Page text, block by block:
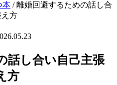
本 / 離婚回避するための話し合
方
話し合い自己主張
方